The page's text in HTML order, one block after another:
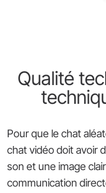
Qualité
Pour que le chat
chat vidéo doit avoir
son et une image
communication